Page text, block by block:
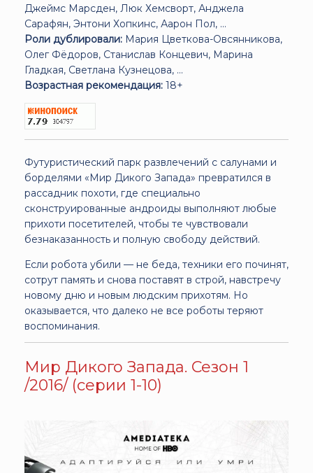
Джеймс Марсден, Люк Хемсворт, Анджела
Сарафян, Энтони Хопкинс, Аарон Пол, ...
Роли дублировали: Мария Цветкова-Овсянникова,
Олег Фёдоров, Станислав Концевич, Марина
Гладкая, Светлана Кузнецова, ...
Возрастная рекомендация: 18+
Футуристический парк развлечений с салунами и
борделями «Мир Дикого Запада» превратился в
рассадник похоти, где специально
сконструированные андроиды выполняют любые
прихоти посетителей, чтобы те чувствовали
безнаказанность и полную свободу действий.
Если робота убили — не беда, техники его починят,
сотрут память и снова поставят в строй, навстречу
новому дню и новым людским прихотям. Но
оказывается, что далеко не все роботы теряют
воспоминания.
Мир Дикого Запада. Сезон 1
/2016/ (серии 1-10)